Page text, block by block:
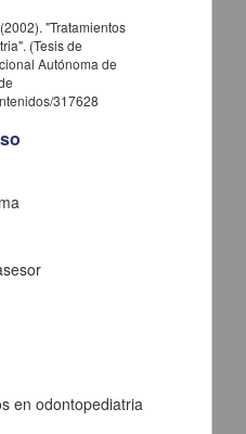
en la amnesia inducida
de la Salud
"Tratamientos
(Tesis de
Autónoma de
317628
en odontopediatria